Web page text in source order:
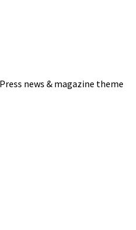
news & magazine theme